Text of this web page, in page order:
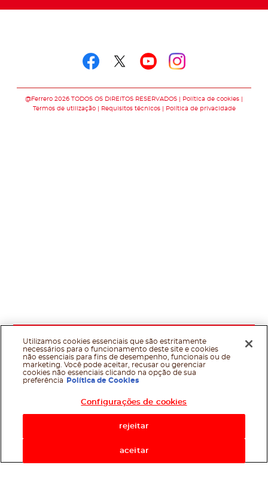
@Ferrero 2026 TODOS OS DIREITOS RESERVADOS
Política de cookies
Termos de utilização
Requisitos técnicos Política de privacidade
Utilizamos cookies essenciais que são estritamente
necessários para o funcionamento deste site e cookies
não essenciais para fins de desempenho, funcionais ou de
marketing. Você pode aceitar, recusar ou gerenciar
cookies não essenciais clicando na opção de sua
preferência
Política de Cookies
Configurações de cookies
rejeitar
aceitar